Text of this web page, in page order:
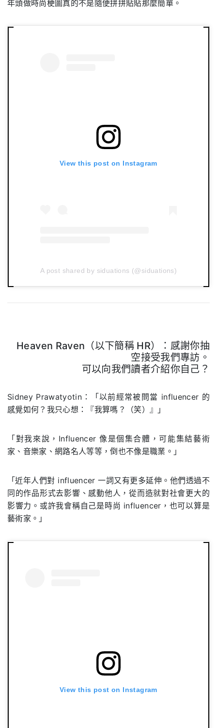
年頭做時尚梗圖真的不是隨便拼拼貼貼那麼簡單。
View this post on Instagram
A post shared by siduations (@siduations)
Heaven Raven（以下簡稱 HR）：感謝你抽
空接受我們專訪。
可以向我們讀者介紹你自己？
Sidney Prawatyotin：「以前經常被問當 influencer 的
感覺如何？我只心想：『我算嗎？（笑）』」
「對我來說，Influencer 像是個集合體，可能集結藝術
家、音樂家、網路名人等等，倒也不像是職業。」
「近年人們對 influencer 一詞又有更多延伸。他們透過不
同的作品形式去影響、感動他人，從而造就對社會更大的
影響力。或許我會稱自己是時尚 influencer，也可以算是
藝術家。」
View this post on Instagram